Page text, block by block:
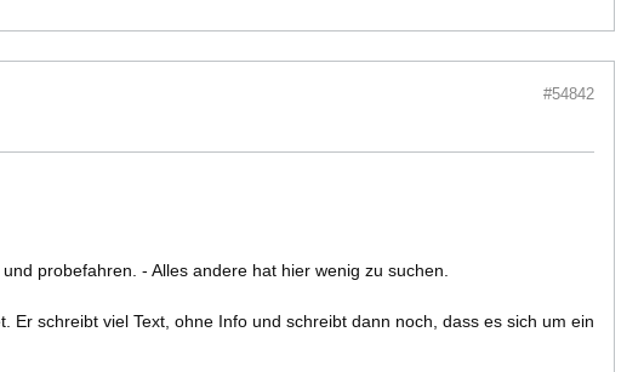
#54842
probefahren. - Alles andere hat hier wenig zu suchen.
schreibt viel Text, ohne Info und schreibt dann noch, dass es sich um ein